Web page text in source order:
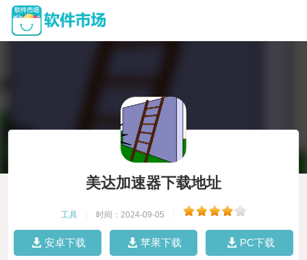
美达加速器下载地址
工具 时间：2024-09-05
安卓下载 苹果下载 PC下载